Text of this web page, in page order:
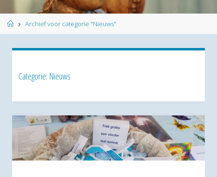
HomeArchief voor categorie "Nieuws"
Categorie: Nieuws